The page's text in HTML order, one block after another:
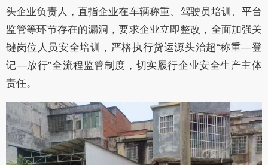
头企业负责人，直指企业在车辆称重、驾驶员培训、平台
监管等环节存在的漏洞，要求企业立即整改，全面加强关
键岗位人员安全培训，严格执行货运源头治超“称重—登
记—放行”全流程监管制度，切实履行企业安全生产主体
责任。